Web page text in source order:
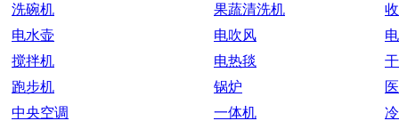
洗碗机
果蔬清洗机
电水壶
电吹风
搅拌机
电热毯
跑步机
锅炉
中央空调
一体机